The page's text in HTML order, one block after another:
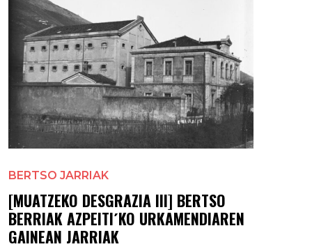
BERTSO JARRIAK
[MUATZEKO DESGRAZIA III] BERTSO
BERRIAK AZPEITI´KO URKAMENDIAREN
GAINEAN JARRIAK